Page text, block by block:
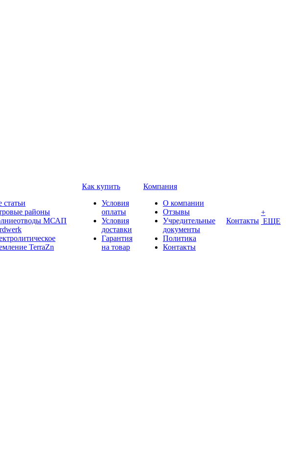
статьи
районы
МСАП
TerraZn
Как купить
Условия
оплаты
Условия
доставки
Гарантия
на товар
Компания
О компании
Отзывы
Учредительные
документы
Политика
Контакты
Контакты
+
ЕЩЕ